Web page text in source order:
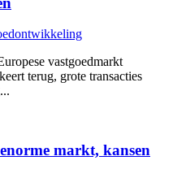
vastgoedmarkt
terug, grote transacties
markt, kansen